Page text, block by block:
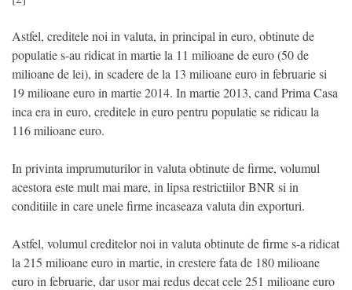
Astfel, creditele noi in valuta, in principal in euro, obtinute de
populatie s-au ridicat in martie la 11 milioane de euro (50 de
milioane de lei), in scadere de la 13 milioane euro in februarie si
19 milioane euro in martie 2014. In martie 2013, cand Prima Casa
inca era in euro, creditele in euro pentru populatie se ridicau la
116 milioane euro.
In privinta imprumuturilor in valuta obtinute de firme, volumul
acestora este mult mai mare, in lipsa restrictiilor BNR si in
conditiile in care unele firme incaseaza valuta din exporturi.
Astfel, volumul creditelor noi in valuta obtinute de firme s-a ridicat
la 215 milioane euro in martie, in crestere fata de 180 milioane
euro in februarie, dar usor mai redus decat cele 251 milioane euro